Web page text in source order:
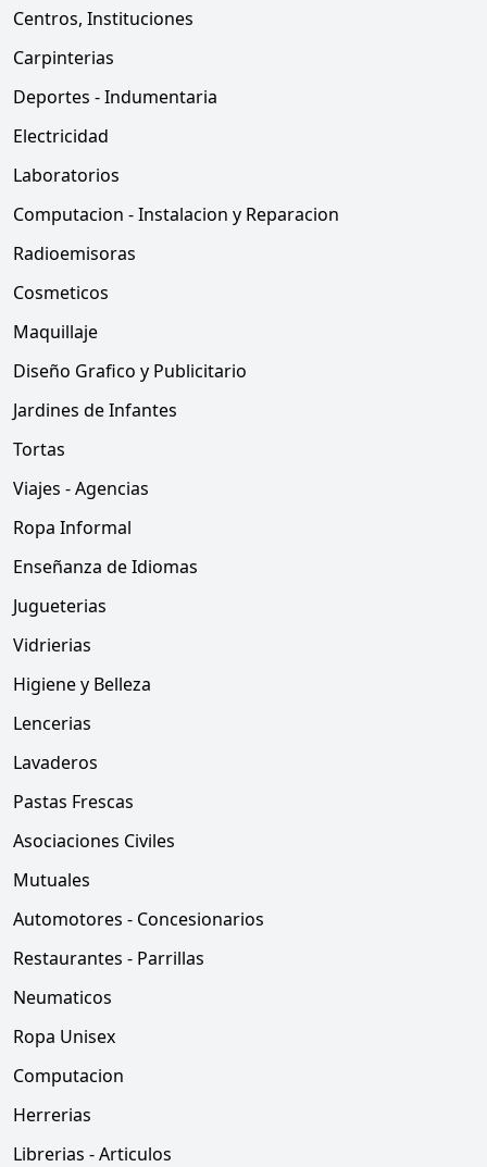
Centros, Instituciones
Carpinterias
Deportes - Indumentaria
Electricidad
Laboratorios
Computacion - Instalacion y Reparacion
Radioemisoras
Cosmeticos
Maquillaje
Diseño Grafico y Publicitario
Jardines de Infantes
Tortas
Viajes - Agencias
Ropa Informal
Enseñanza de Idiomas
Jugueterias
Vidrierias
Higiene y Belleza
Lencerias
Lavaderos
Pastas Frescas
Asociaciones Civiles
Mutuales
Automotores - Concesionarios
Restaurantes - Parrillas
Neumaticos
Ropa Unisex
Computacion
Herrerias
Librerias - Articulos